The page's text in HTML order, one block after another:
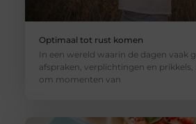
Optimaal tot rust komen
In een wereld waarin de dagen vaak
afspraken, verplichtingen en
om momenten van